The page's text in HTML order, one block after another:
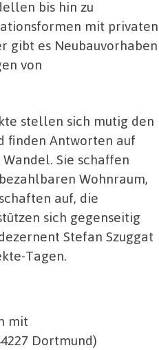
bis hin zu
mit privaten
gibt es Neubauvorhaben
von
stellen sich mutig den
finden Antworten auf
Sie schaffen
Wohnraum,
auf, die
sich gegenseitig
Stefan Szuggat
Tagen.
mit
Dortmund)